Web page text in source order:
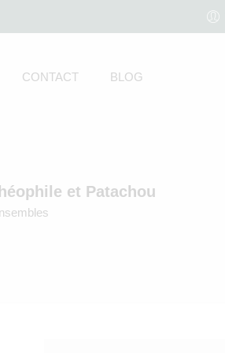
CONTACT BLOG
et Patachou